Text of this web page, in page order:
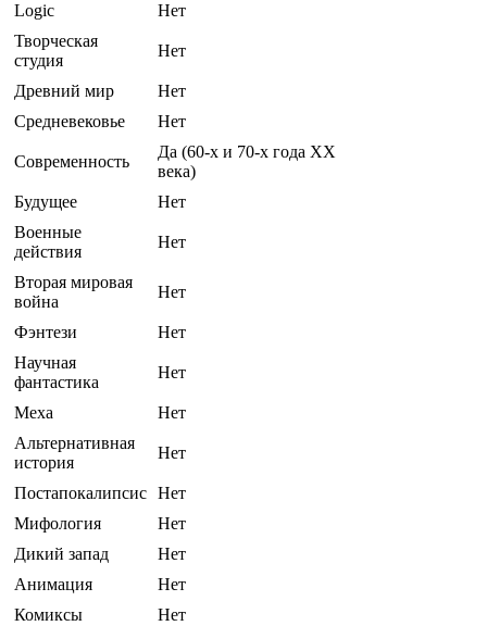
Logic
Нет
Творческая
студия
Нет
Древний мир
Нет
Средневековье
Нет
Современность
Да (60-х и 70-х года XX
века)
Будущее
Нет
Военные
действия
Нет
Вторая мировая
война
Нет
Фэнтези
Нет
Научная
фантастика
Нет
Меха
Нет
Альтернативная
история
Нет
Постапокалипсис Нет
Мифология
Нет
Дикий запад
Нет
Анимация
Нет
Комиксы
Нет